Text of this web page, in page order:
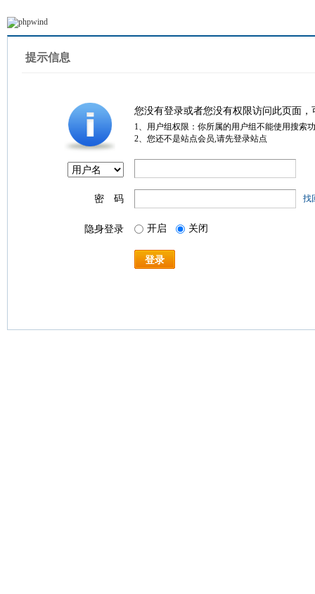
提示信息
您没有登录或者您没有权限访问此页面
1、用户组权限：你所属的用户组不能使用搜索
2、您还不是站点会员,请先登录站点
密 码 找
隐身登录 开启 关闭
登录